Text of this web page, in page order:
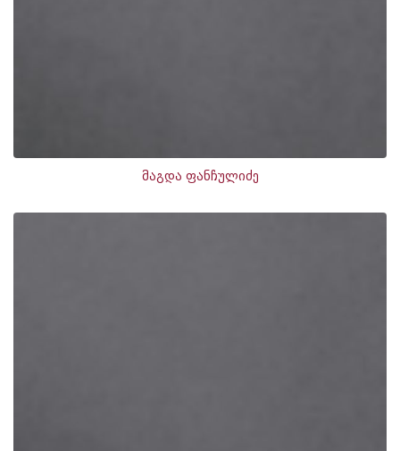
მაგდა ფანჩულიძე